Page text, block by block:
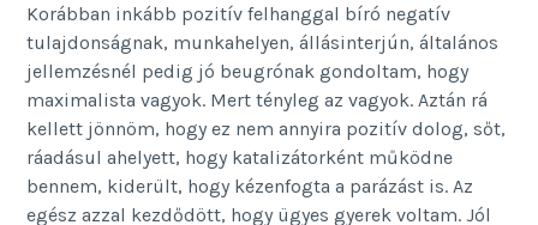
Korábban inkább pozitív felhanggal bíró negatív
tulajdonságnak, munkahelyen, állásinterjún, általános
jellemzésnél pedig jó beugrónak gondoltam, hogy
maximalista vagyok. Mert tényleg az vagyok. Aztán rá
kellett jönnöm, hogy ez nem annyira pozitív dolog, sőt,
ráadásul ahelyett, hogy katalizátorként működne
bennem, kiderült, hogy kézenfogta a parázást is. Az
egész azzal kezdődött, hogy ügyes gyerek voltam. Jól